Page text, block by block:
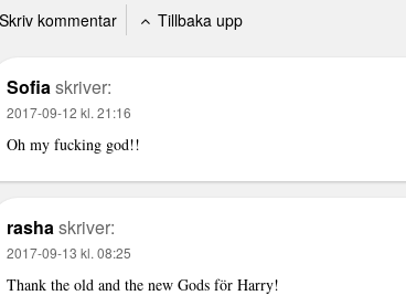
Skriv kommentar
Tillbaka upp
Sofiaskriver:
2017-09-12 kl. 21:16
Oh my fucking god!!
rashaskriver:
2017-09-13 kl. 08:25
Thank the old and the new Gods för Harry!